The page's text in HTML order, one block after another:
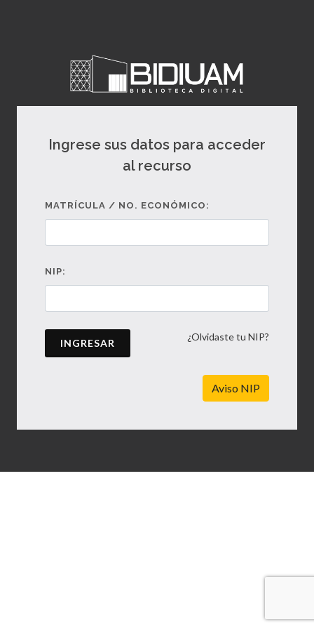
Ingrese sus datos para acceder
al recurso
MATRÍCULA / NO. ECONÓMICO:
NIP:
INGRESAR
¿Olvidaste tu NIP?
Aviso NIP